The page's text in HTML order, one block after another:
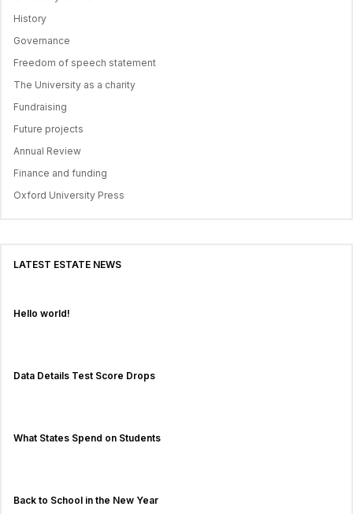
History
Governance
Freedom of speech statement
The University as a charity
Fundraising
Future projects
Annual Review
Finance and funding
Oxford University Press
LATEST ESTATE NEWS
Hello world!
Data Details Test Score Drops
What States Spend on Students
Back to School in the New Year